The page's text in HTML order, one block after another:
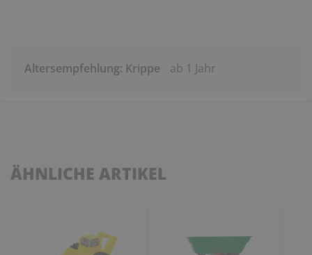
Altersempfehlung: Krippe ab 1 Jahr
ÄHNLICHE ARTIKEL